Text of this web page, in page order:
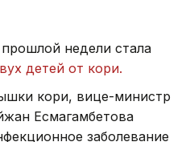
недели стала
детей от кори.
кори, вице-министр
Есмагамбетова
заболевание